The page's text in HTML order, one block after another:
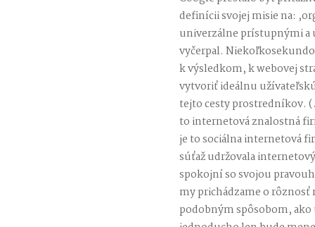
definícii svojej misie na:
univerzálne prístupnými a
vyčerpal.
k výsledkom, k webovej
vytvoriť ideálnu
tejto cesty prostredníkov.
to internetová znalostná
je to sociálna internetová
súťaž udržovala
spokojní so svojou
my prichádzame o
podobným spôsobom,